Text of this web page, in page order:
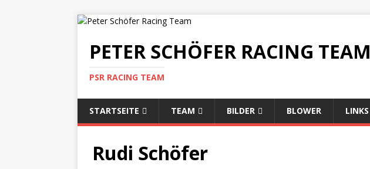
PETER SCHÖFER RACING TEAM
PSR RACING TEAM
STARTSEITE TEAM BILDER BLOWER LINKS
Rudi Schöfer